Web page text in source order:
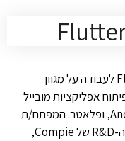
אנחנו מחפשים מפתח/ת Flutter & Node.js לעבודה על מגוון
אפליקציות מובייל
מתקדמות בטכנולוגיות Android Native, iOS, ופלאטר. המפתח/ת
יהיה/תהיה חלק מצוות מובייל בתוך מחלקת ה-R&D של Compie,